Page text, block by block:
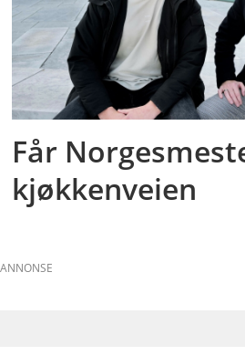
Får
kjøkkenveien
ANNONSE